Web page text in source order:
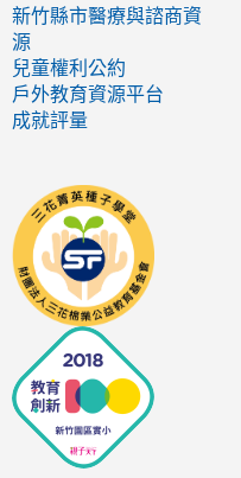
新竹縣市醫療與諮商資
源
兒童權利公約
戶外教育資源平台
成就評量
http://